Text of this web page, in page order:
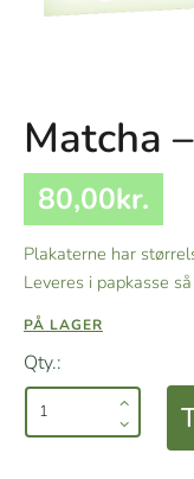
Matcha
80,00kr.
Plakaterne har
Leveres i papkasse
PÅ LAGER
Qty.: